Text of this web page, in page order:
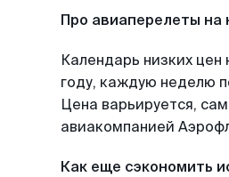
Про авиаперелеты на
Календарь низких
году, каждую неделю
Цена варьируется,
авиакомпанией
Как еще сэкономить